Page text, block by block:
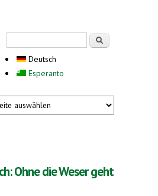
Deutsch
Esperanto
Ohne die Weser geht